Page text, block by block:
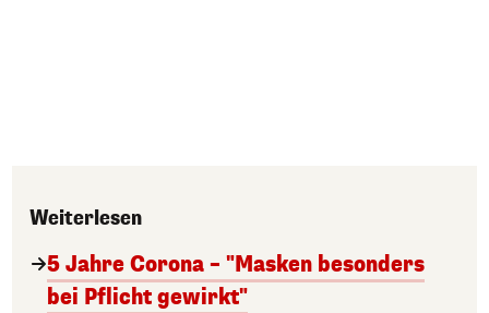
Weiterlesen
5 Jahre Corona – "Masken besonders
bei Pflicht gewirkt"